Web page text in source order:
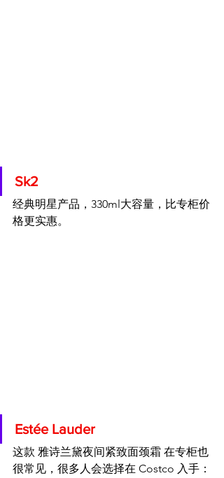
Sk2
经典明星产品，330ml大容量，比专柜价
格更实惠。
Estée Lauder
这款 雅诗兰黛夜间紧致面颈霜 在专柜也
很常见，很多人会选择在 Costco 入手：